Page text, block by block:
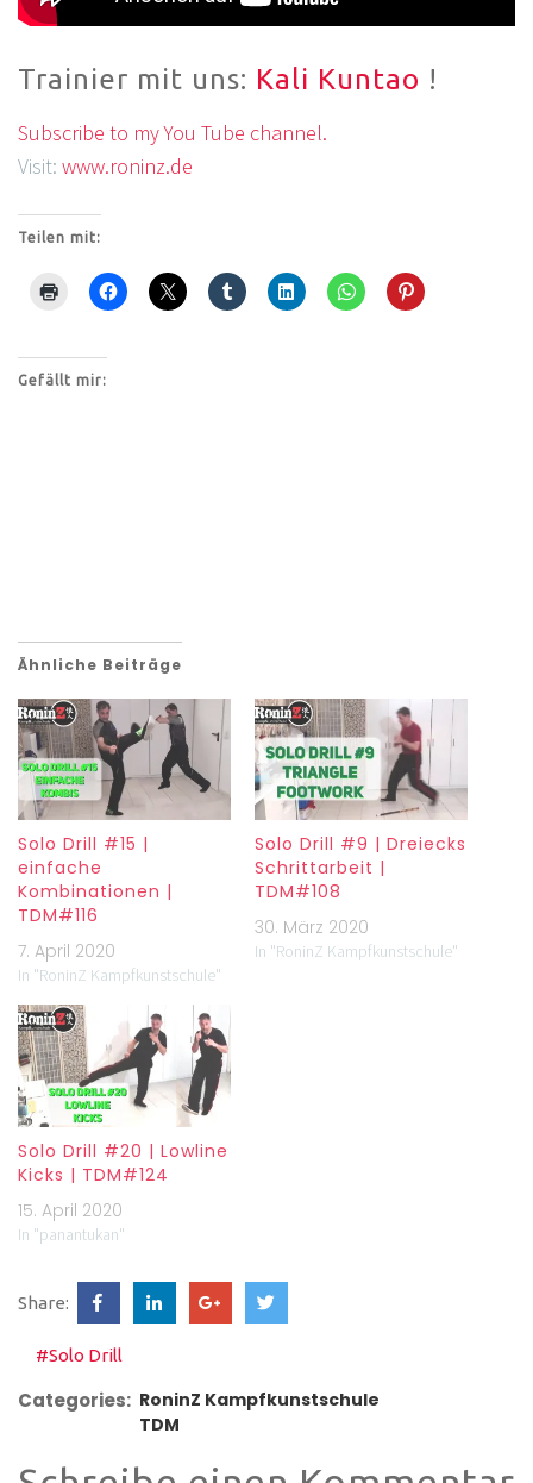
Trainier mit uns: Kali Kuntao !
Subscribe to my You Tube channel.
Visit: www.roninz.de
Teilen mit:
Gefällt mir:
Ähnliche Beiträge
Solo Drill #15 |
einfache
Kombinationen |
TDM#116
7. April 2020
In "RoninZ Kampfkunstschule"
Solo Drill #9 | Dreiecks
Schrittarbeit |
TDM#108
30. März 2020
In "RoninZ Kampfkunstschule"
Solo Drill #20 | Lowline
Kicks | TDM#124
15. April 2020
In "panantukan"
Share:
#Solo Drill
Categories: RoninZ Kampfkunstschule
TDM